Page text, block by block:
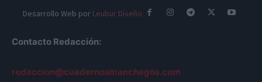
Desarrollo Web por Leubur Diseño
Contacto Redacción:
redaccion@cuadernosmanchegos.com